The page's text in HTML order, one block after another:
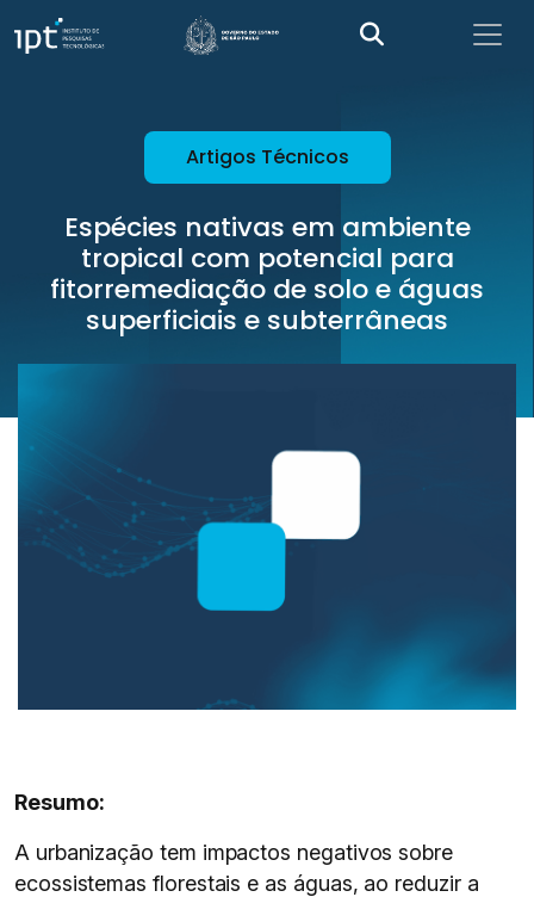
Artigos Técnicos
Espécies nativas em ambiente
tropical com potencial para
fitorremediação de solo e águas
superficiais e subterrâneas
Resumo:
A urbanização tem impactos negativos sobre
ecossistemas florestais e as águas, ao reduzir a